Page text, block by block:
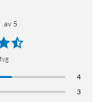
av 5
4
3